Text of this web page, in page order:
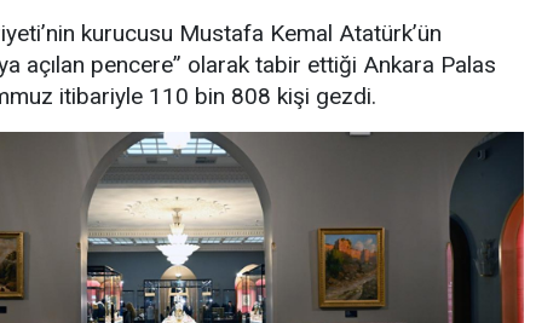
kurucusu Mustafa Kemal Atatürk’ün
açılan pencere” olarak tabir ettiği Ankara Palas
itibariyle 110 bin 808 kişi gezdi.